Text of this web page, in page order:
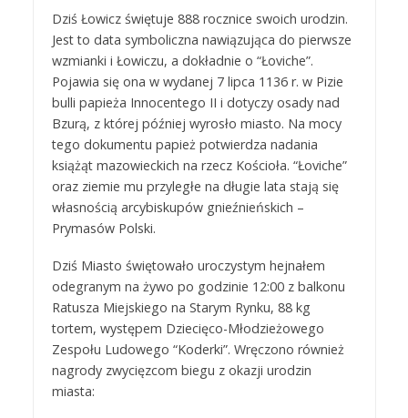
Dziś Łowicz świętuje 888 rocznice swoich urodzin.
Jest to data symboliczna nawiązująca do pierwsze
wzmianki i Łowiczu, a dokładnie o “Łoviche”.
Pojawia się ona w wydanej 7 lipca 1136 r. w Pizie
bulli papieża Innocentego II i dotyczy osady nad
Bzurą, z której później wyrosło miasto. Na mocy
tego dokumentu papież potwierdza nadania
książąt mazowieckich na rzecz Kościoła. “Łoviche”
oraz ziemie mu przyległe na długie lata stają się
własnością arcybiskupów gnieźnieńskich –
Prymasów Polski.
Dziś Miasto świętowało uroczystym hejnałem
odegranym na żywo po godzinie 12:00 z balkonu
Ratusza Miejskiego na Starym Rynku, 88 kg
tortem, występem Dziecięco-Młodzieżowego
Zespołu Ludowego “Koderki”. Wręczono również
nagrody zwycięzcom biegu z okazji urodzin
miasta: